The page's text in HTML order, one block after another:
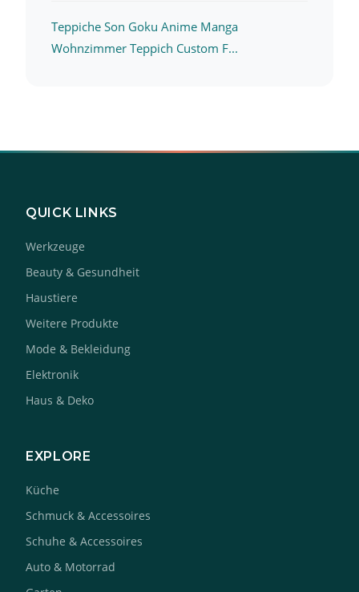
Teppiche Son Goku Anime Manga
Wohnzimmer Teppich Custom F...
QUICK LINKS
Werkzeuge
Beauty & Gesundheit
Haustiere
Weitere Produkte
Mode & Bekleidung
Elektronik
Haus & Deko
EXPLORE
Küche
Schmuck & Accessoires
Schuhe & Accessoires
Auto & Motorrad